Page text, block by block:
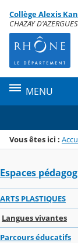
Menu de la
Contenu
Collège Alexis
CHAZAY D'AZERGUES
MENU
Vous êtes ici :
Espaces
ARTS PLASTIQUES
Langues vivantes
Parcours éducatifs